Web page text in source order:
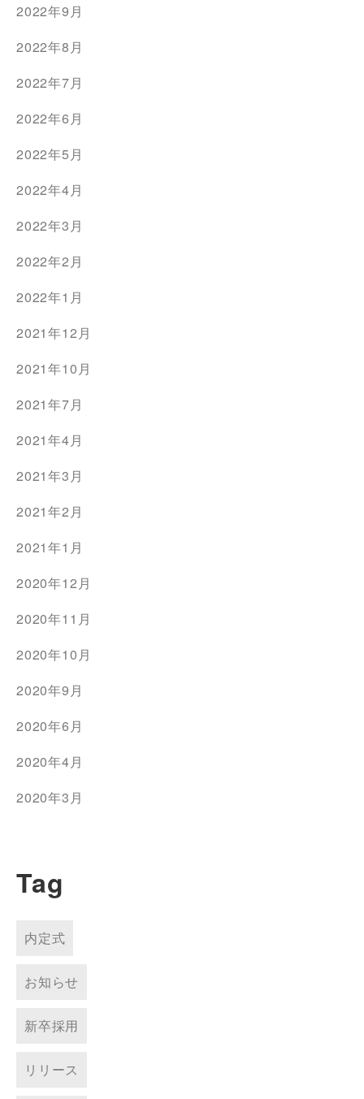
2022年9月
2022年8月
2022年7月
2022年6月
2022年5月
2022年4月
2022年3月
2022年2月
2022年1月
2021年12月
2021年10月
2021年7月
2021年4月
2021年3月
2021年2月
2021年1月
2020年12月
2020年11月
2020年10月
2020年9月
2020年6月
2020年4月
2020年3月
Tag
内定式
お知らせ
新卒採用
リリース